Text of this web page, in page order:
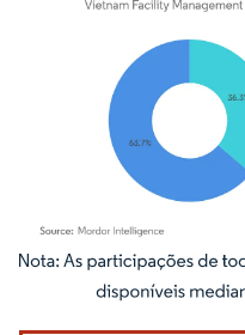
Imagem © Mordor Intelligence. O